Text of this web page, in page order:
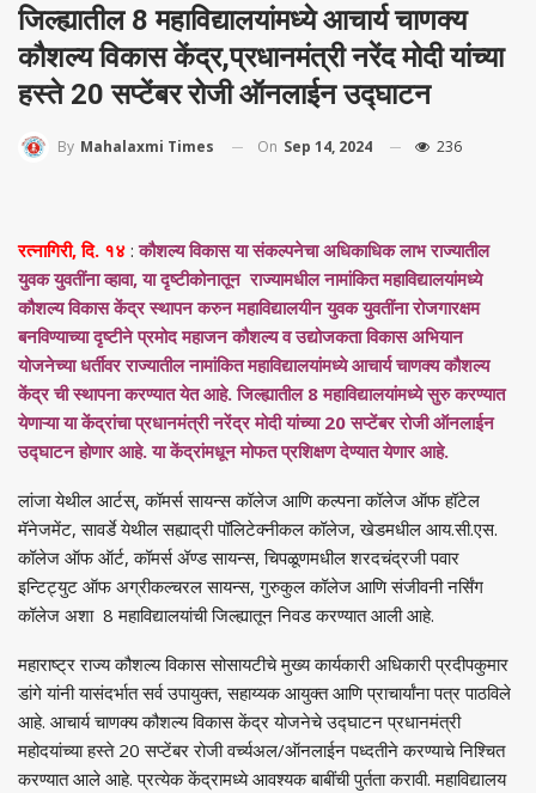
जिल्ह्यातील 8 महाविद्यालयांमध्ये आचार्य चाणक्य
कौशल्य विकास केंद्र,प्रधानमंत्री नरेंद मोदी यांच्या
हस्ते 20 सप्टेंबर रोजी ऑनलाईन उद्घाटन
By Mahalaxmi Times On Sep 14, 2024 236
रत्नागिरी, दि. १४ :कौशल्य विकास या संकल्पनेचा अधिकाधिक लाभ राज्यातील
युवक युवतींना व्हावा, या दृष्टीकोनातून राज्यामधील नामांकित महाविद्यालयांमध्ये
कौशल्य विकास केंद्र स्थापन करुन महाविद्यालयीन युवक युवतींना रोजगारक्षम
बनविण्याच्या दृष्टीने प्रमोद महाजन कौशल्य व उद्योजकता विकास अभियान
योजनेच्या धर्तीवर राज्यातील नामांकित महाविद्यालयांमध्ये आचार्य चाणक्य कौशल्य
केंद्र ची स्थापना करण्यात येत आहे. जिल्ह्यातील 8 महाविद्यालयांमध्ये सुरु करण्यात
येणाऱ्या या केंद्रांचा प्रधानमंत्री नरेंद्र मोदी यांच्या 20 सप्टेंबर रोजी ऑनलाईन
उद्घाटन होणार आहे. या केंद्रांमधून मोफत प्रशिक्षण देण्यात येणार आहे.
लांजा येथील आर्टस्, कॉमर्स सायन्स कॉलेज आणि कल्पना कॉलेज ऑफ हॉटेल
मॅनेजमेंट, सावर्डे येथील सह्याद्री पॉलिटेक्नीकल कॉलेज, खेडमधील आय.सी.एस.
कॉलेज ऑफ ऑर्ट, कॉमर्स ॲण्ड सायन्स, चिपळूणमधील शरदचंद्रजी पवार
इन्टिट्युट ऑफ अग्रीकल्चरल सायन्स, गुरुकुल कॉलेज आणि संजीवनी नर्सिंग
कॉलेज अशा 8 महाविद्यालयांची जिल्ह्यातून निवड करण्यात आली आहे.
महाराष्ट्र राज्य कौशल्य विकास सोसायटीचे मुख्य कार्यकारी अधिकारी प्रदीपकुमार
डांगे यांनी यासंदर्भात सर्व उपायुक्त, सहाय्यक आयुक्त आणि प्राचार्यांना पत्र पाठविले
आहे. आचार्य चाणक्य कौशल्य विकास केंद्र योजनेचे उद्घाटन प्रधानमंत्री
महोदयांच्या हस्ते 20 सप्टेंबर रोजी वर्च्यअल/ऑनलाईन पध्दतीने करण्याचे निश्चित
करण्यात आले आहे. प्रत्येक केंद्रामध्ये आवश्यक बाबींची पुर्तता करावी. महाविद्यालय